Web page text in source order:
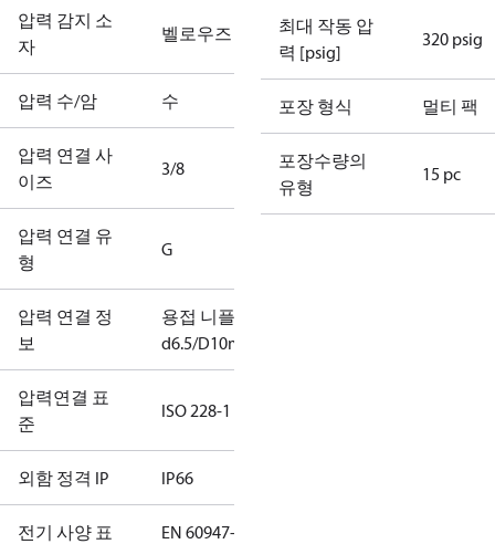
압력 감지 소
자
벨로우즈
압력 수/암 수
압력 연결 사
이즈
3/8
압력 연결 유
형
G
압력 연결 정
보
용접 니플
d6.5/D10mm
압력연결 표
준
ISO 228-1
외함 정격 IP IP66
전기 사양 표
EN 60947-
최대 작동 압
력 [psig]
320 psig
포장 형식 멀티 팩
포장수량의
유형
15 pc